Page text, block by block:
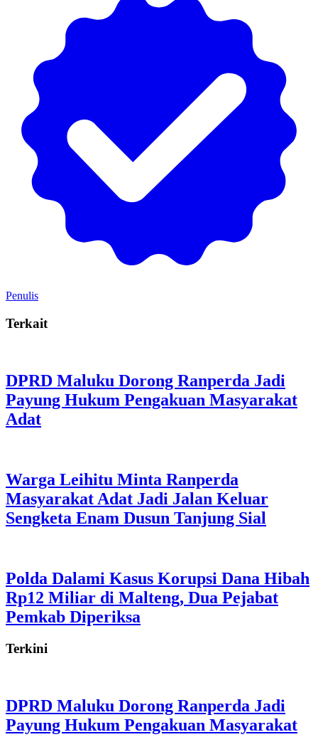
Penulis
Terkait
DPRD Maluku Dorong Ranperda Jadi
Payung Hukum Pengakuan Masyarakat
Adat
Warga Leihitu Minta Ranperda
Masyarakat Adat Jadi Jalan Keluar
Sengketa Enam Dusun Tanjung Sial
Polda Dalami Kasus Korupsi Dana Hibah
Rp12 Miliar di Malteng, Dua Pejabat
Pemkab Diperiksa
Terkini
DPRD Maluku Dorong Ranperda Jadi
Payung Hukum Pengakuan Masyarakat